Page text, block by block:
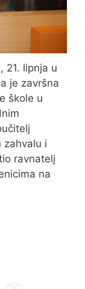
21. lipnja u
je završna
škole u
zahvalu i
ravnatelj
na